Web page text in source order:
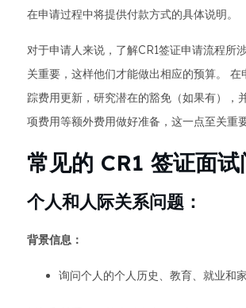
在申请过程中将提供付款方式的具体说明。
对于申请人来说，了解CR1签证申请流程所
关重要，这样他们才能做出相应的预算。 在
踪费用更新，研究潜在的豁免（如果有），
项费用等额外费用做好准备，这一点至关重要
常见的 CR1 签证面试
个人和人际关系问题：
背景信息：
询问个人的个人历史、教育、就业和家